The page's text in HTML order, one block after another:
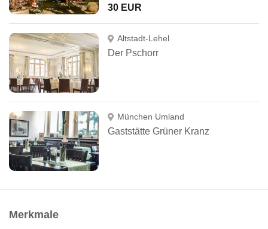
30 EUR
Altstadt-Lehel
Der Pschorr
München Umland
Gaststätte Grüner Kranz
Merkmale